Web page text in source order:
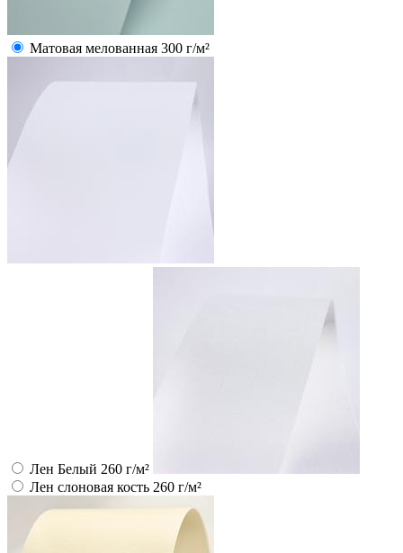
Матовая мелованная 300 г/м²
Лен Белый 260 г/м²
Лен слоновая кость 260 г/м²